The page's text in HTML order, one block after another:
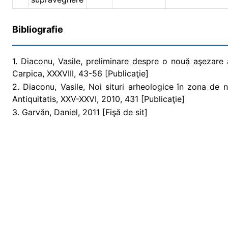
Bibliografie
1. Diaconu, Vasile, preliminare despre o nouă
Carpica, XXXVIII, 43-56 [Publicaţie]
2. Diaconu, Vasile, Noi situri arheologice în zona de
Antiquitatis, XXV-XXVI, 2010, 431 [Publicaţie]
3. Garvăn, Daniel, 2011 [Fişă de sit]